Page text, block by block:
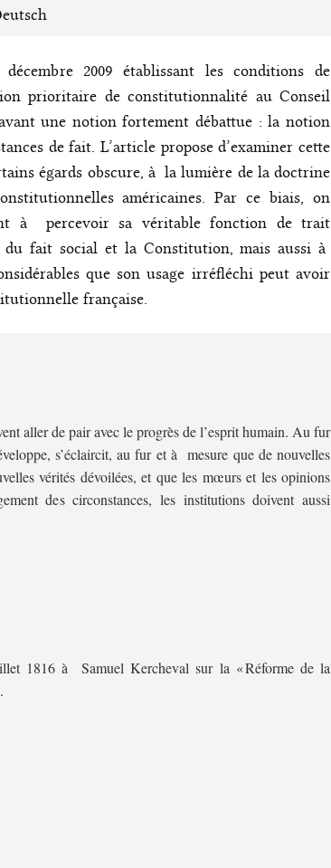
2009 établissant les conditions de
prioritaire de constitutionnalité au Conseil
une notion fortement débattue : la notion
de fait. L’article propose d’examiner cette
égards obscure, à la lumière de la doctrine
américaines. Par ce biais, on
à percevoir sa véritable fonction de trait
du fait social et la Constitution, mais aussi à
que son usage irréfléchi peut avoir
française.
aller de pair avec le progrès de l’esprit humain. Au fur
s’éclaircit, au fur et à mesure que de nouvelles
vérités dévoilées, et que les mœurs et les opinions
des circonstances, les institutions doivent aussi
1816 à Samuel Kercheval sur la « Réforme de la
.